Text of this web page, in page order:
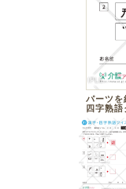
パーツを
四字熟